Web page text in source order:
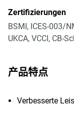
Zertifizierungen
BSMI, ICES-003/
UKCA, VCCI, CB-
产品特点
Verbesserte